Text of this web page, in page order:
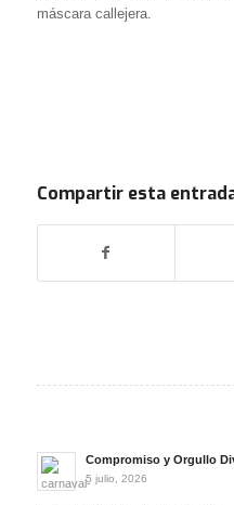
máscara callejera.
Compartir esta
Compromiso y Orgullo
5 julio, 2026